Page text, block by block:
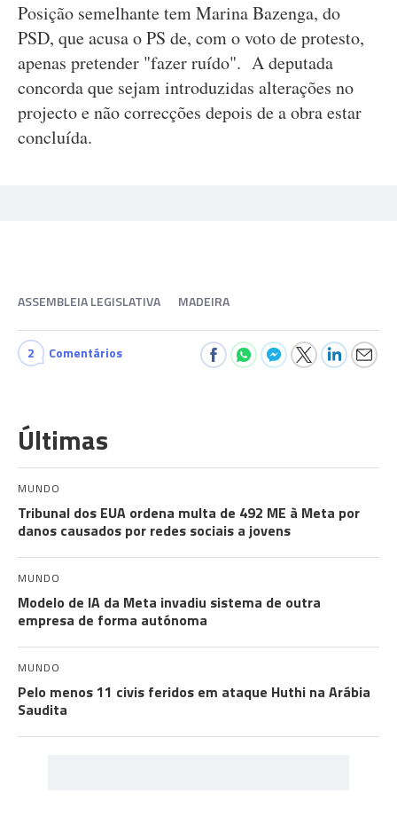
Posição semelhante tem Marina Bazenga, do
PSD, que acusa o PS de, com o voto de protesto,
apenas pretender "fazer ruído". A deputada
concorda que sejam introduzidas alterações no
projecto e não correcções depois de a obra estar
concluída.
ASSEMBLEIA LEGISLATIVA MADEIRA
2 Comentários
Últimas
MUNDO
Tribunal dos EUA ordena multa de 492 ME à Meta por
danos causados por redes sociais a jovens
MUNDO
Modelo de IA da Meta invadiu sistema de outra
empresa de forma autónoma
MUNDO
Pelo menos 11 civis feridos em ataque Huthi na Arábia
Saudita